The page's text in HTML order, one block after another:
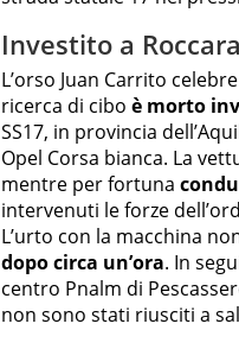
Investito a
L’orso Juan Carrito
ricerca di cibo è morto
SS17, in provincia
Opel Corsa bianca. La
mentre per fortuna
intervenuti le forze
L’urto con la macchina
dopo circa un’ora. In
centro Pnalm di
non sono stati riusciti a